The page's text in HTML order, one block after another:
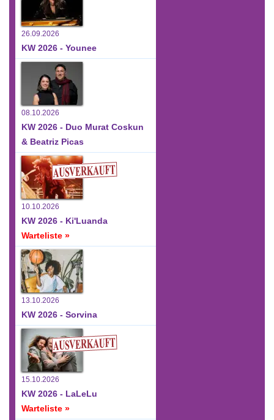
26.09.2026
KW 2026 - Younee
08.10.2026
KW 2026 - Duo Murat Coskun
& Beatriz Picas
10.10.2026
KW 2026 - Ki'Luanda
Warteliste »
13.10.2026
KW 2026 - Sorvina
15.10.2026
KW 2026 - LaLeLu
Warteliste »